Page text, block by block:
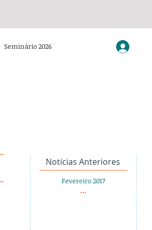
Seminário 2026
Notícias Anteriores
Fevereiro 2017